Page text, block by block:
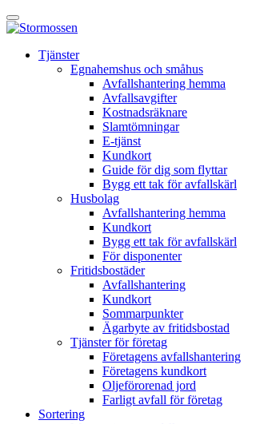
Skip
toÖppna
huvudmeny
tjänst
Tjänster
Egnahemshus och småhus
Avfallshantering hemma
Avfallsavgifter
Kostnadsräknare
Slamtömningar
E-tjänst
Kundkort
Guide för dig som flyttar
Bygg ett tak för avfallskärl
Husbolag
Avfallshantering hemma
Kundkort
Bygg ett tak för avfallskärl
För disponenter
Fritidsbostäder
Avfallshantering
Kundkort
Sommarpunkter
Ägarbyte av fritidsbostad
Tjänster för företag
Företagens avfallshantering
Företagens kundkort
Oljeförorenad jord
Farligt avfall för företag
Sortering